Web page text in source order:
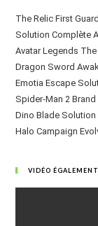
The Relic First
Solution Complète
Avatar Legends
Dragon Sword
Emotia Escape
Spider-Man 2
Dino Blade
Halo Campaign
VIDÉO